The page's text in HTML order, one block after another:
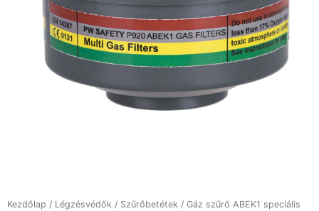
Kezdőlap / Légzésvédők / Szűrőbetétek / Gáz szűrő ABEK1 speciális